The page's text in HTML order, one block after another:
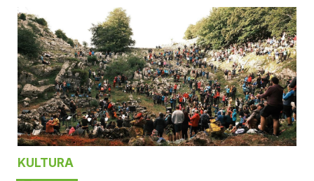
KULTURA